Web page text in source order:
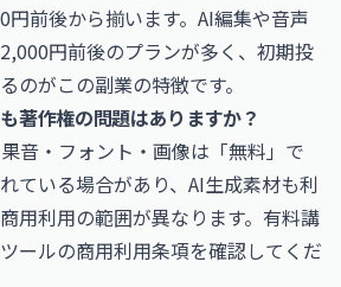
前後から揃います。AI編集や音声
円前後のプランが多く、初期投
のがこの副業の特徴です。
著作権の問題はありますか？
音・フォント・画像は「無料」で
ている場合があり、AI生成素材も利
用利用の範囲が異なります。有料講
ールの商用利用条項を確認してくだ